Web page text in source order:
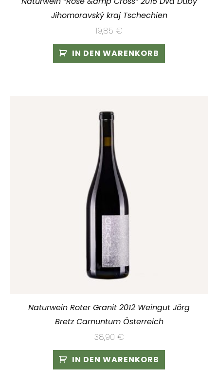
Jihomoravský kraj Tschechien
19,85 €
IN DEN WARENKORB
Naturwein Roter Granit 2012 Weingut Jörg
Bretz Carnuntum Österreich
38,90 €
IN DEN WARENKORB